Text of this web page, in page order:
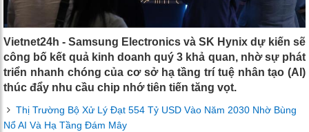
Vietnet24h - Samsung Electronics và SK Hynix dự kiến ​​sẽ
công bố kết quả kinh doanh quý 3 khả quan, nhờ sự phát
triển nhanh chóng của cơ sở hạ tầng trí tuệ nhân tạo (AI)
thúc đẩy nhu cầu chip nhớ tiên tiến tăng vọt.
Thị Trường Bộ Xử Lý Đạt 554 Tỷ USD Vào Năm 2030 Nhờ Bùng
Nổ AI Và Hạ Tầng Đám Mây